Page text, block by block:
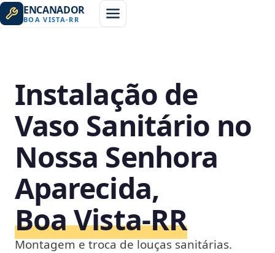
ENCANADOR
BOA VISTA-RR
Instalação de
Vaso Sanitário no
Nossa Senhora
Aparecida,
Boa Vista‑RR
Montagem e troca de louças sanitárias.